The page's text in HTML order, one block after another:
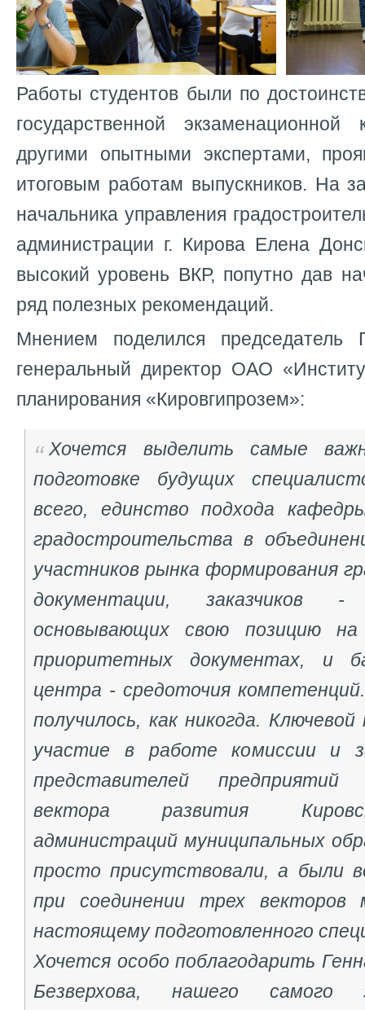
Работы студентов были по
государственной
другими опытными экспертами,
итоговым работам выпускников. На
начальника управления
администрации г. Кирова Елена
высокий уровень ВКР, попутно дав
ряд полезных рекомендаций.
Мнением поделился
генеральный директор ОАО
планирования «Кировгипрозем»:
Хочется выделить самые
подготовке будущих
всего, единство подхода
градостроительства в
участников рынка формирования
документации, заказчиков -
основывающих свою позицию на
приоритетных документах, и
центра - средоточия
получилось, как никогда.
участие в работе комиссии и
представителей предприятий
вектора развития
администраций муниципальных
просто присутствовали, а были
при соединении трех векторов
настоящему подготовленного
Хочется особо поблагодарить
Безверхова, нашего самого